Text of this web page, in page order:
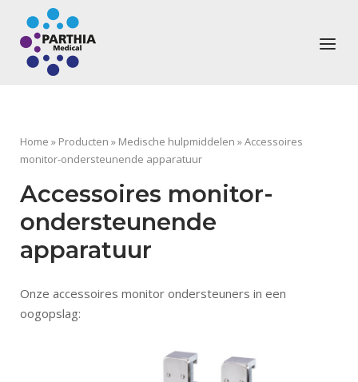
inhoud
Home
Menu
Home » Producten » Medische hulpmiddelen »Accessoires
monitor-ondersteunende apparatuur
Accessoires monitor-
ondersteunende
apparatuur
Onze accessoires monitor ondersteuners in een
oogopslag: